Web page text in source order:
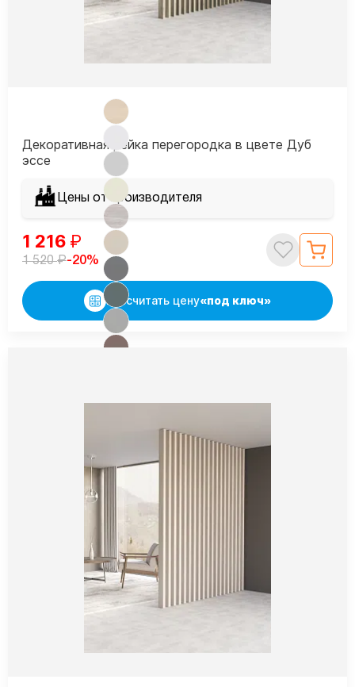
Декоративная рейка перегородка в цвете Дуб
эссе
Цены от производителя
1 216 ₽
1 520₽-20%
Рассчитать цену«под ключ»